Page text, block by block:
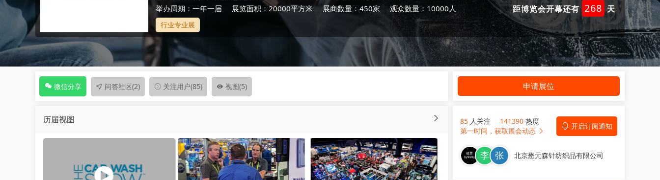
举办周期：一年一届
展览面积：20000平方米 展商数量：450家 观众数量：10000人
行业专业展
距博览会开幕还有 268 天
微信分享 问答社区(2) 关注用户(85) 视图(5)
历届视图
申请展位
85 人关注 141390 热度
开启订阅通知
第一时间，获取展会动态
北京懋元森针纺织品有限公司